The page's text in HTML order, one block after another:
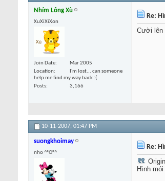
Nhím Lông Xù
XuXiXiXon
Join Date
Mar 2005
Location
I'm lost... can someone
help me find my way back :(
Posts
3,166
Re:
Cười lên
10-11-2007, 01:47 PM
suongkhoimay
nho ^°O°^
Re:
Hình